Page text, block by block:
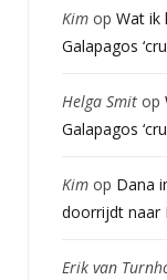
Kim op Wat ik
Galapagos
Helga Smit op
Galapagos
Kim op Dana
doorrijdt naar
Erik van